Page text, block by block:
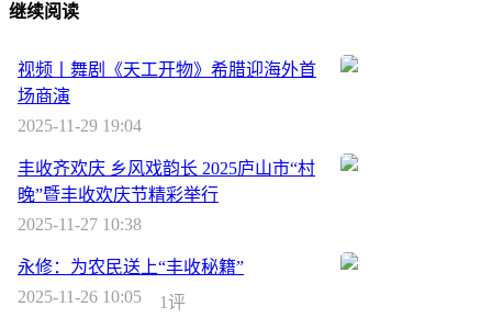
继续阅读
视频丨舞剧《天工开物》希腊迎海外首
场商演
2025-11-29 19:04
丰收齐欢庆 乡风戏韵长 2025庐山市“村
晚”暨丰收欢庆节精彩举行
2025-11-27 10:38
永修：为农民送上“丰收秘籍”
2025-11-26 10:05
1评